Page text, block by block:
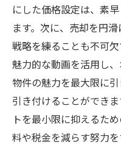
にした価格設定は、素
ます。次に、売却を円
戦略を練ることも不可
魅力的な動画を活用し
物件の魅力を最大限に
引き付けることができ
トを最小限に抑えるた
料や税金を減らす努力